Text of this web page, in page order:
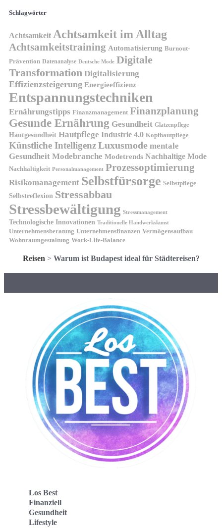
Schlagwörter
Achtsamkeit Achtsamkeit im Alltag
Achtsamkeitstraining Automatisierung Burnout-
Prävention Datenanalyse Deutsche Mode Digitale
Transformation Digitalisierung
Effizienzsteigerung Energieeffizienz
Entspannungstechniken
Ernährungstipps Finanzmanagement Finanzplanung
Gesunde Ernährung Gesundheit Glatzenpflege
Hautgesundheit Hautpflege Industrie 4.0 Kopfhautpflege
Künstliche IntelligenzLuxusmode mentale
Gesundheit Modebranche Modetrends Nachhaltige Mode
Nachhaltigkeit Personalmanagement Prozessoptimierung
Risikomanagement Selbstfürsorge Selbstpflege
Selbstreflexion Stressabbau
Stressbewältigung Stressmanagement
Technologische Innovationen Traditionelle Handwerkskunst
Unternehmensberatung Unternehmensfinanzen Vermögensaufbau
Wohnraumgestaltung Work-Life-Balance
Reisen > Warum ist Budapest ideal für Städtereisen?
Los Best
Finanziell
Gesundheit
Lifestyle